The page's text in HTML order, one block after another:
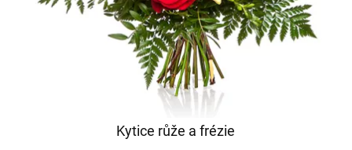
Kytice růže a frézie